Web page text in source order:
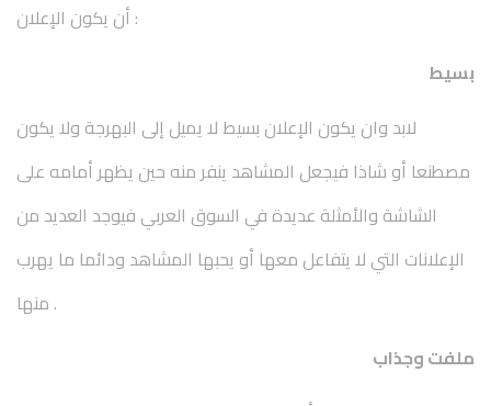
أن يكون الإعلان :
بسيط
لابد وان يكون الإعلان بسيط لا يميل إلى البهرجة ولا يكون
مصطنعا أو شاذا فيجعل المشاهد ينفر منه حين يظهر أمامه على
الشاشة والأمثلة عديدة في السوق العربي فيوجد العديد من
الإعلانات التي لا يتفاعل معها أو يحبها المشاهد ودائما ما يهرب
منها .
ملفت وجذاب